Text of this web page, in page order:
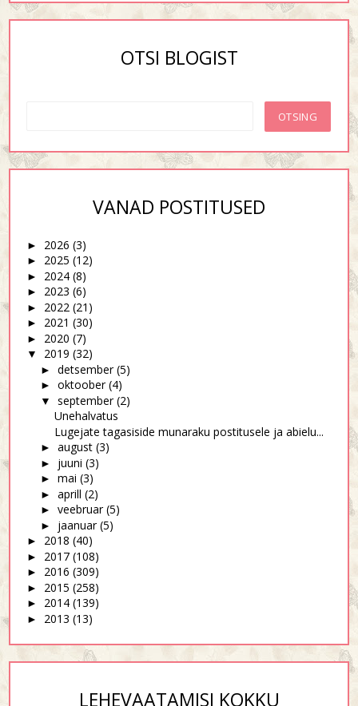
OTSI BLOGIST
VANAD POSTITUSED
► 2026 (3)
► 2025 (12)
► 2024 (8)
► 2023 (6)
► 2022 (21)
► 2021 (30)
► 2020 (7)
▼ 2019 (32)
► detsember (5)
► oktoober (4)
▼ september (2)
Unehalvatus
Lugejate tagasiside munaraku postitusele ja abielu...
► august (3)
► juuni (3)
► mai (3)
► aprill (2)
► veebruar (5)
► jaanuar (5)
► 2018 (40)
► 2017 (108)
► 2016 (309)
► 2015 (258)
► 2014 (139)
► 2013 (13)
LEHEVAATAMISI KOKKU